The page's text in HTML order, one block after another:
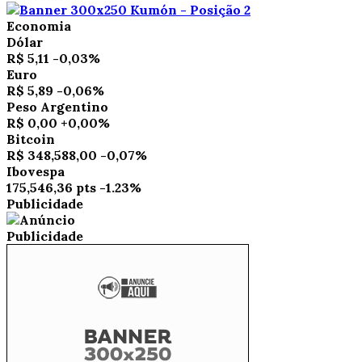
Economia
Dólar
R$ 5,11 -0,03%
Euro
R$ 5,89 -0,06%
Peso Argentino
R$ 0,00 +0,00%
Bitcoin
R$ 348,588,00 -0,07%
Ibovespa
175,546,36 pts -1.23%
Publicidade
Publicidade